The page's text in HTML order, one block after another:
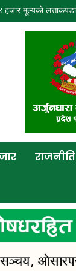
लत्ताकपडा बरामद
राजनीति